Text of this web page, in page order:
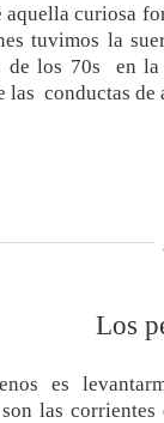
aquella curiosa
tuvimos la
de los 70s en la
las conductas
Los
es
las